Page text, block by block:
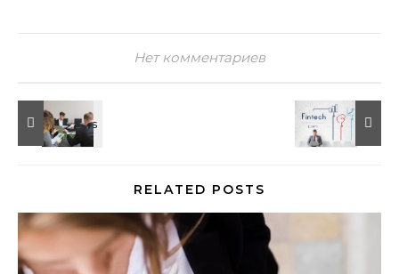
Нет комментариев
RELATED POSTS